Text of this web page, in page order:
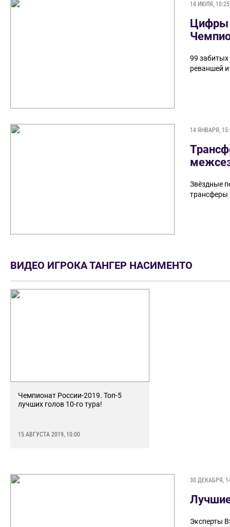
14 ИЮЛЯ, 10:25
Цифры
99 забитых
реваншей
14 ЯНВАРЯ,
Звёздные
трансферы
ВИДЕО ИГРОКА ТАНГЕР НАСИМЕНТО
Чемпионат России-2019. Топ-5
лучших голов 10-го тура!
15 АВГУСТА 2019, 10:00
30 ДЕКАБРЯ,
Эксперты